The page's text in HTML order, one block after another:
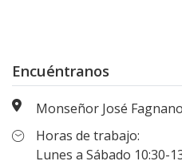
Encuéntranos
Monseñor José Fagnano 657,
Horas de trabajo:
Lunes a Sábado 10:30-